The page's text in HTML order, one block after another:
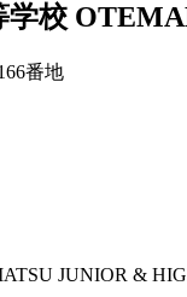
学校
番地
JUNIOR &